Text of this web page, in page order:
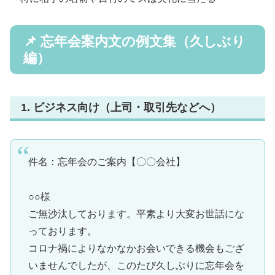
📌 忘年会案内文の例文集（久しぶり
編）
1. ビジネス向け（上司・取引先などへ）
件名：忘年会のご案内【〇〇会社】
○○様
ご無沙汰しております。平素より大変お世話にな
っております。
コロナ禍によりなかなかお会いできる機会もござ
いませんでしたが、このたび久しぶりに忘年会を